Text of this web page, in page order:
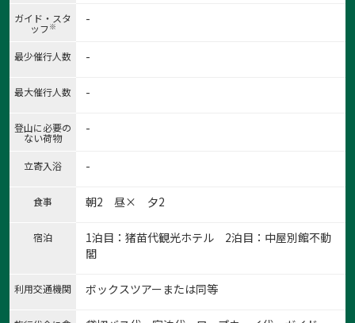
ガイド・スタ
ッフ※ -
最少催行人数 -
最大催行人数 -
登山に必要の
ない荷物
-
立寄入浴 -
食事 朝2 昼× 夕2
宿泊
1泊目：猪苗代観光ホテル 2泊目：中屋別館不動
閣
利用交通機関 ボックスツアーまたは同等